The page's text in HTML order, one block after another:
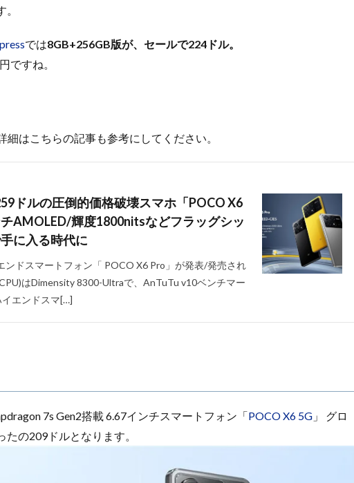
では8GB+256GB版が、セールで224ドル。
ですね。
細はこちらの記事も参考にしてください。
ドルの圧倒的価格破壊スマホ「POCO X6
AMOLED/輝度1800nitsなどフラッグシッ
に入る時代に
ンドスマートフォン「 POCO X6 Pro」が発表/発売され
はDimensity 8300-Ultraで、AnTuTu v10ベンチマー
エンドスマ[…]
7s Gen2搭載 6.67インチスマートフォン「POCO X6 5G 」 グロ
の209ドルとなります。